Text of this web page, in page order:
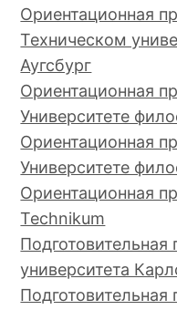
Ориентационная
Техническом
Аугсбург
Ориентационная
Университете
Ориентационная
Университете
Ориентационная
Technikum
Подготовительная
университета